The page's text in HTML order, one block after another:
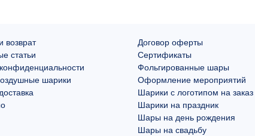
возврат
статьи
шарики
Договор оферты
Сертификаты
Фольгированные шары
Оформление мероприятий
Шарики с логотипом на заказ
Шарики на праздник
Шары на день рождения
Шары на свадьбу